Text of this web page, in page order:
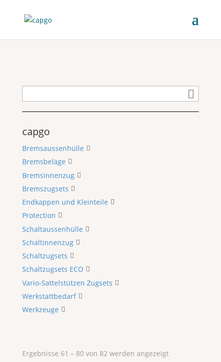
capgo
Bremsaussenhülle
Bremsbeläge
Bremsinnenzug
Bremszugsets
Endkappen und Kleinteile
Protection
Schaltaussenhülle
Schaltinnenzug
Schaltzugsets
Schaltzugsets ECO
Vario-Sattelstützen Zugsets
Werkstattbedarf
Werkzeuge
Ergebnisse 61 – 80 von 82 werden angezeigt